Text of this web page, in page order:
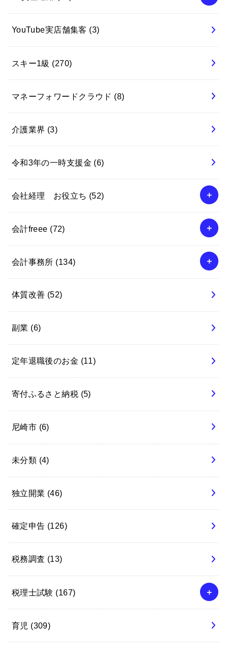
YouTube実店舗集客 (3)
スキー1級 (270)
マネーフォワードクラウド (8)
介護業界 (3)
令和3年の一時支援金 (6)
会社経理 お役立ち (52)
会計freee (72)
会計事務所 (134)
体質改善 (52)
副業 (6)
定年退職後のお金 (11)
寄付ふるさと納税 (5)
尼崎市 (6)
未分類 (4)
独立開業 (46)
確定申告 (126)
税務調査 (13)
税理士試験 (167)
育児 (309)